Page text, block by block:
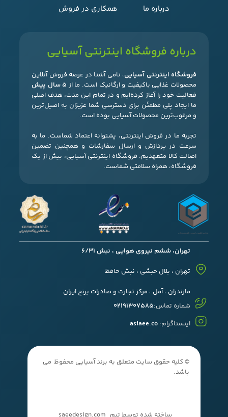
درباره ما
همکاری در فروش
درباره فروشگاه اینترنتی آسیایی
فروشگاه اینترنتی آسیایی، نامی آشنا در عرصه فروش آنلاین
محصولات غذایی باکیفیت و ارگانیک است. ما از ۵ سال پیش
فعالیت خود را آغاز کرده‌ایم و در تمام این مدت، هدف اصلی
ما ایجاد پلی مطمئن برای دسترسی شما عزیزان به اصیل‌ترین
و مرغوب‌ترین محصولات آسیایی بوده است.
تجربه ما در فروش اینترنتی، پشتوانه اعتماد شماست. ما به
سرعت در پردازش و ارسال سفارشات و همچنین تضمین
اصالت کالا متعهدیم. فروشگاه اینترنتی آسیایی، بیش از یک
فروشگاه، همراه سلامتی شماست.
تهران، ششم نیروی هوایی ، نبش 6/31
تهران ، بلال حبشی ، نبش حافظ
مازندران ، آمل ، مرکز تجارت و صادرات برنج ایران
شماره تماس:02191307585
اینستاگرام:
© کلیه حقوق سایت متعلق به برند آسیایی محفوظ می
باشد.